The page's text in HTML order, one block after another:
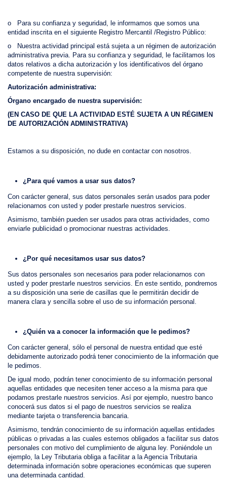
o Para su confianza y seguridad, le informamos que somos una
entidad inscrita en el siguiente Registro Mercantil /Registro Público:
o Nuestra actividad principal está sujeta a un régimen de autorización
administrativa previa. Para su confianza y seguridad, le facilitamos los
datos relativos a dicha autorización y los identificativos del órgano
competente de nuestra supervisión:
Autorización administrativa:
Órgano encargado de nuestra supervisión:
(EN CASO DE QUE LA ACTIVIDAD ESTÉ SUJETA A UN RÉGIMEN
DE AUTORIZACIÓN ADMINISTRATIVA)
Estamos a su disposición, no dude en contactar con nosotros.
¿Para qué vamos a usar sus datos?
Con carácter general, sus datos personales serán usados para poder
relacionarnos con usted y poder prestarle nuestros servicios.
Asimismo, también pueden ser usados para otras actividades, como
enviarle publicidad o promocionar nuestras actividades.
¿Por qué necesitamos usar sus datos?
Sus datos personales son necesarios para poder relacionarnos con
usted y poder prestarle nuestros servicios. En este sentido, pondremos
a su disposición una serie de casillas que le permitirán decidir de
manera clara y sencilla sobre el uso de su información personal.
¿Quién va a conocer la información que le pedimos?
Con carácter general, sólo el personal de nuestra entidad que esté
debidamente autorizado podrá tener conocimiento de la información que
le pedimos.
De igual modo, podrán tener conocimiento de su información personal
aquellas entidades que necesiten tener acceso a la misma para que
podamos prestarle nuestros servicios. Así por ejemplo, nuestro banco
conocerá sus datos si el pago de nuestros servicios se realiza
mediante tarjeta o transferencia bancaria.
Asimismo, tendrán conocimiento de su información aquellas entidades
públicas o privadas a las cuales estemos obligados a facilitar sus datos
personales con motivo del cumplimiento de alguna ley. Poniéndole un
ejemplo, la Ley Tributaria obliga a facilitar a la Agencia Tributaria
determinada información sobre operaciones económicas que superen
una determinada cantidad.